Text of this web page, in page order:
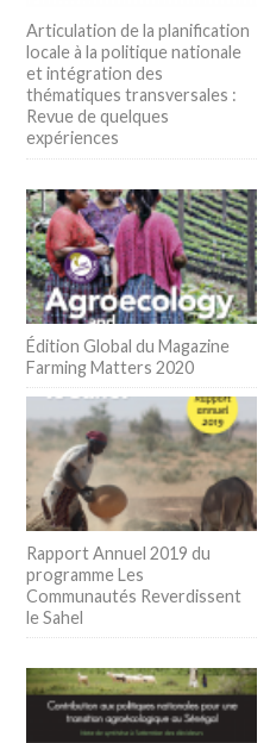
Articulation de la planification
locale à la politique nationale
et intégration des
thématiques transversales :
Revue de quelques
expériences
Édition Global du Magazine
Farming Matters 2020
Rapport Annuel 2019 du
programme Les
Communautés Reverdissent
le Sahel